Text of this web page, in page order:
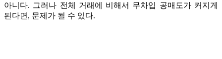
아니다. 그러나 전체 거래에 비해서 무차입 공매도가 커지게
된다면, 문제가 될 수 있다.